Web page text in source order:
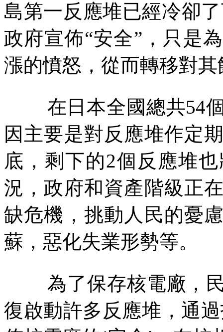
島第一反應堆已經冷卻
政府宣佈“安全”，只是
漲的憤怒，從而轉移對
在日本全國總共54
因主要是對反應堆作定
底，剩下的2個反應堆
況，政府和資產階級正
缺危機，挑動人民的憂
蘇，惡化失業形勢等。
為了保存核電廠，
復啟動許多反應堆，通過